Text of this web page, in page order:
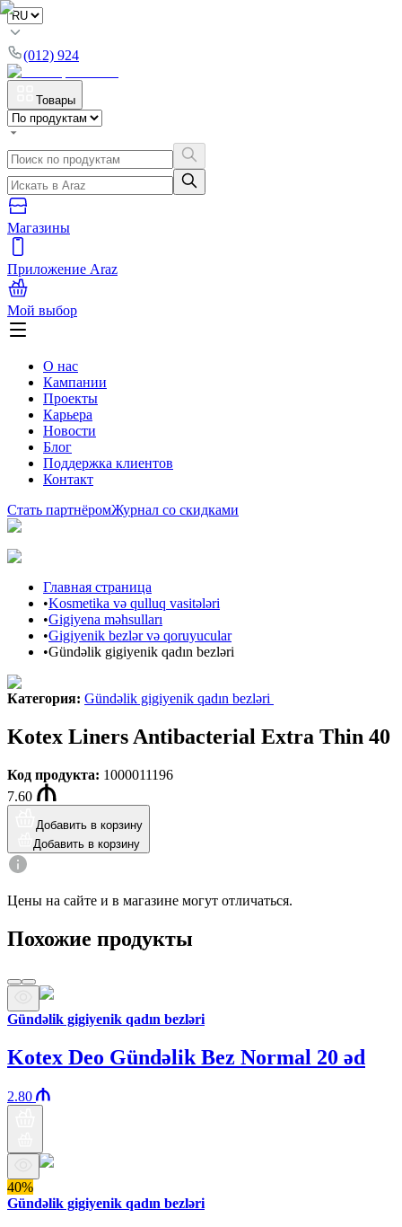
(012) 924
Товары
Магазины
Приложение Araz
Мой выбор
О нас
Кампании
Проекты
Карьера
Новости
Блог
Поддержка клиентов
Контакт
Стать партнёромЖурнал со скидками
Главная страница
•Kosmetika və qulluq vasitələri
•Gigiyena məhsulları
•Gigiyenik bezlər və qoruyucular
•Gündəlik gigiyenik qadın bezləri
Категория: Gündəlik gigiyenik qadın bezləri
Kotex Liners Antibacterial Extra Thin 40
Код продукта: 1000011196
7.60
Добавить в корзину
Добавить в корзину
Цены на сайте и в магазине могут отличаться.
Похожие продукты
Gündəlik gigiyenik qadın bezləri
Kotex Deo Gündəlik Bez Normal 20 əd
2.80
40%
Gündəlik gigiyenik qadın bezləri